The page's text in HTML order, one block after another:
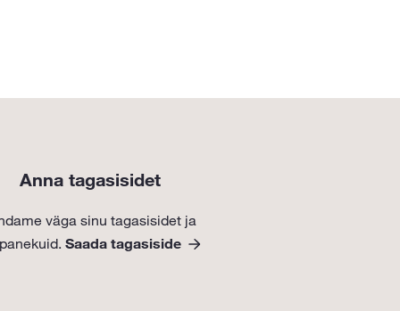
Anna tagasisidet
väga sinu tagasisidet ja
Saada tagasiside